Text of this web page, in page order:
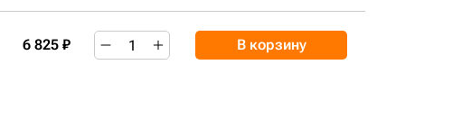
6 825 ₽ В корзину